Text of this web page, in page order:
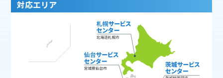
対応エリア